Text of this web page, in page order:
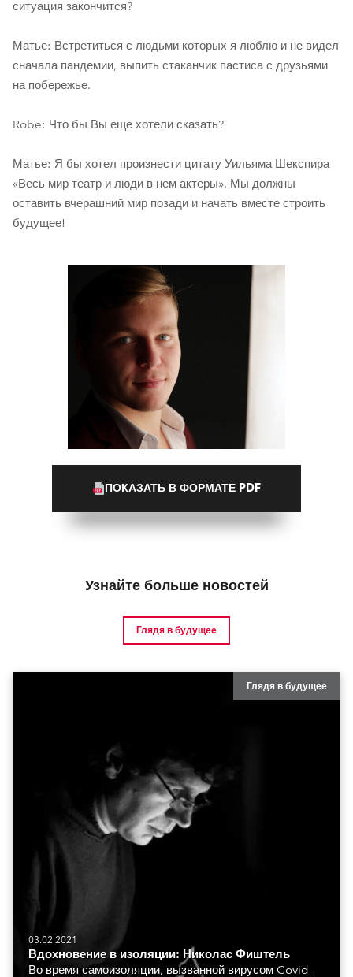
ситуация закончится?
Матье: Встретиться с людьми которых я люблю и не видел
сначала пандемии, выпить стаканчик пастиса с друзьями
на побережье.
Robe: Что бы Вы еще хотели сказать?
Матье: Я бы хотел произнести цитату Уильяма Шекспира
«Весь мир театр и люди в нем актеры». Мы должны
оставить вчерашний мир позади и начать вместе строить
будущее!
ПОКАЗАТЬ В ФОРМАТЕ PDF
Узнайте больше новостей
Глядя в будущее
Глядя в будущее
03.02.2021
Вдохновение в изоляции: Николас Фиштель
Во время самоизоляции, вызванной вирусом Covid-